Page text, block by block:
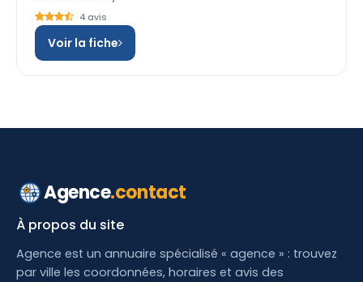
4 avis
Voir la fiche
Agence.contact
À propos du site
Agence est un annuaire spécialisé « agence » : trouvez
par ville les coordonnées, horaires et avis des